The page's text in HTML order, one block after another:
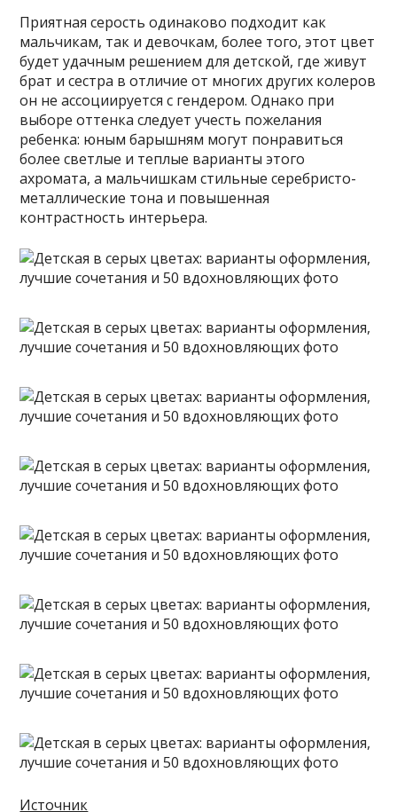
Приятная серость одинаково подходит как
мальчикам, так и девочкам, более того, этот цвет
будет удачным решением для детской, где живут
брат и сестра в отличие от многих других колеров
он не ассоциируется с гендером. Однако при
выборе оттенка следует учесть пожелания
ребенка: юным барышням могут понравиться
более светлые и теплые варианты этого
ахромата, а мальчишкам стильные серебристо-
металлические тона и повышенная
контрастность интерьера.
Источник